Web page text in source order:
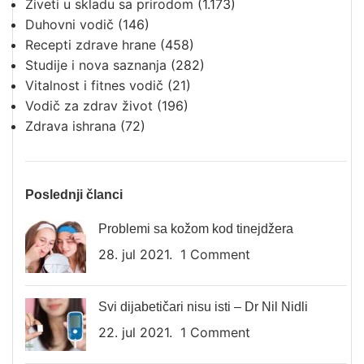
Živeti u skladu sa prirodom (1.173)
Duhovni vodič (146)
Recepti zdrave hrane (458)
Studije i nova saznanja (282)
Vitalnost i fitnes vodič (21)
Vodič za zdrav život (196)
Zdrava ishrana (72)
Poslednji članci
Problemi sa kožom kod tinejdžera
28. jul 2021. 1 Comment
Svi dijabetičari nisu isti – Dr Nil Nidli
22. jul 2021. 1 Comment